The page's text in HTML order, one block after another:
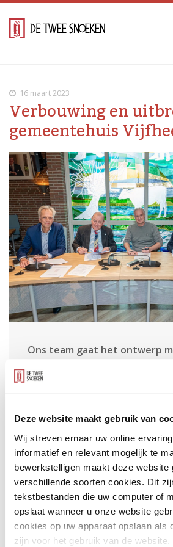
Deze website maakt gebruik van
Wij streven ernaar uw online
informatief en relevant mogelijk te
bewerkstelligen maakt deze website
verschillende soorten cookies. Dit
tekstbestanden die uw computer of
opslaat wanneer u onze website
cookies op uw apparaat opslaan als
zijn voor het gebruik van de website.
16 maart 2023
Verbouwing en
gemeentehuis
Ons team gaat het ontwerp
verbouwing en uitbreiding van
handtekeningen zijn gezet!
De gemeente Vijfheerenlanden is
fusie tussen de voormalige
Vianen en Zederik. De
bestuur is nu nog gehuisvest in